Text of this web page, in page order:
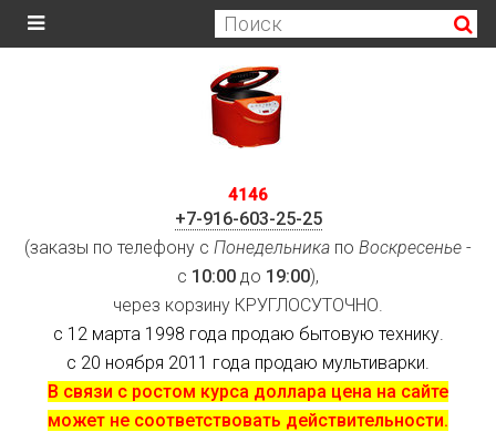
4146
+7-916-603-25-25
(заказы по телефону с Понедельника по Воскресенье -
с 10:00 до 19:00),
через корзину КРУГЛОСУТОЧНО.
с 12 марта 1998 года продаю бытовую технику.
с 20 ноября 2011 года продаю мультиварки.
В связи с ростом курса доллара цена на сайте
может не соответствовать действительности.